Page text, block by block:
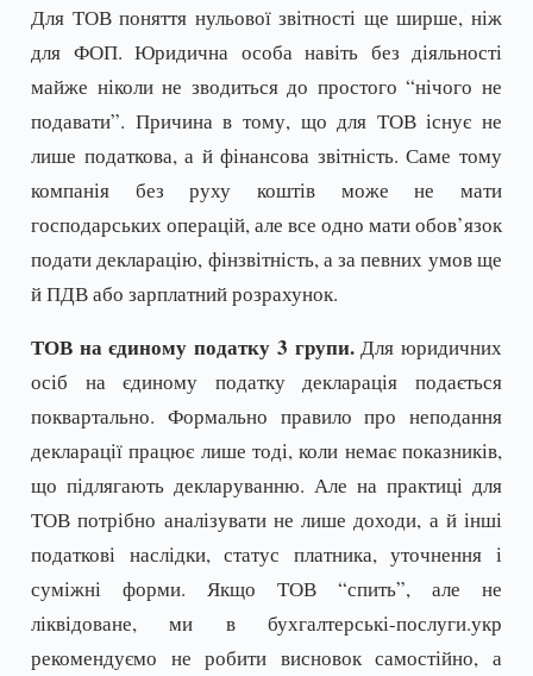
Для ТОВ поняття нульової звітності ще ширше, ніж
для ФОП. Юридична особа навіть без діяльності
майже ніколи не зводиться до простого “нічого не
подавати”. Причина в тому, що для ТОВ існує не
лише податкова, а й фінансова звітність. Саме тому
компанія без руху коштів може не мати
господарських операцій, але все одно мати обов’язок
подати декларацію, фінзвітність, а за певних умов ще
й ПДВ або зарплатний розрахунок.
ТОВ на єдиному податку 3 групи.Для юридичних
осіб на єдиному податку декларація подається
поквартально. Формально правило про неподання
декларації працює лише тоді, коли немає показників,
що підлягають декларуванню. Але на практиці для
ТОВ потрібно аналізувати не лише доходи, а й інші
податкові наслідки, статус платника, уточнення і
суміжні форми. Якщо ТОВ “спить”, але не
ліквідоване, ми в бухгалтерські-послуги.укр
рекомендуємо не робити висновок самостійно, а